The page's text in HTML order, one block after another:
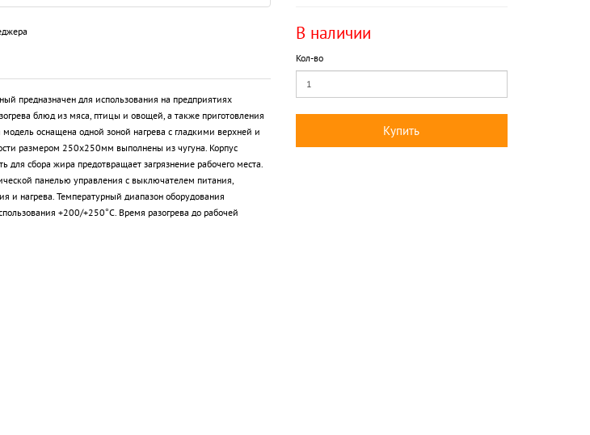
В наличии
Кол-во
Купить
предназначен для использования на предприятиях
блюд из мяса, птицы и овощей, а также приготовления
оснащена одной зоной нагрева с гладкими верхней и
размером 250х250мм выполнены из чугуна. Корпус
для сбора жира предотвращает загрязнение рабочего места.
панелью управления с выключателем питания,
и нагрева. Температурный диапазон оборудования
+200/+250°C. Время разогрева до рабочей